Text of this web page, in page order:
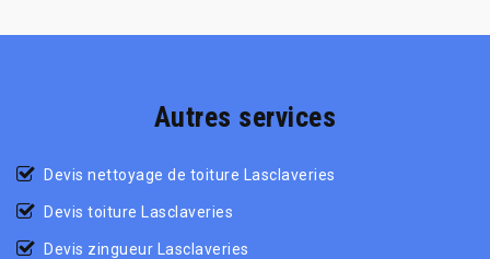
Autres services
Devis nettoyage de toiture Lasclaveries
Devis toiture Lasclaveries
Devis zingueur Lasclaveries